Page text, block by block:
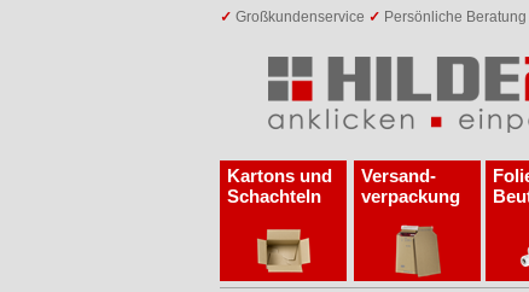
✓ Großkundenservice ✓ Persönliche Beratung
Kartons und
Schachteln
Versand­
verpackung